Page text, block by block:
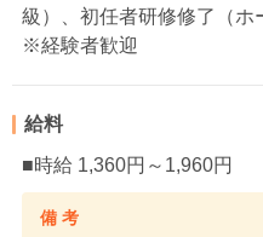
級）、初任者研修修了（
※経験者歓迎
給料
■時給 1,360円～1,960円
備 考